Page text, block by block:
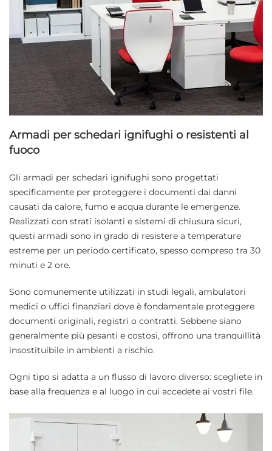
Armadi per schedari ignifughi o resistenti al
fuoco
Gli armadi per schedari ignifughi sono progettati
specificamente per proteggere i documenti dai danni
causati da calore, fumo e acqua durante le emergenze.
Realizzati con strati isolanti e sistemi di chiusura sicuri,
questi armadi sono in grado di resistere a temperature
estreme per un periodo certificato, spesso compreso tra 30
minuti e 2 ore.
Sono comunemente utilizzati in studi legali, ambulatori
medici o uffici finanziari dove è fondamentale proteggere
documenti originali, registri o contratti. Sebbene siano
generalmente più pesanti e costosi, offrono una tranquillità
insostituibile in ambienti a rischio.
Ogni tipo si adatta a un flusso di lavoro diverso: scegliete in
base alla frequenza e al luogo in cui accedete ai vostri file.